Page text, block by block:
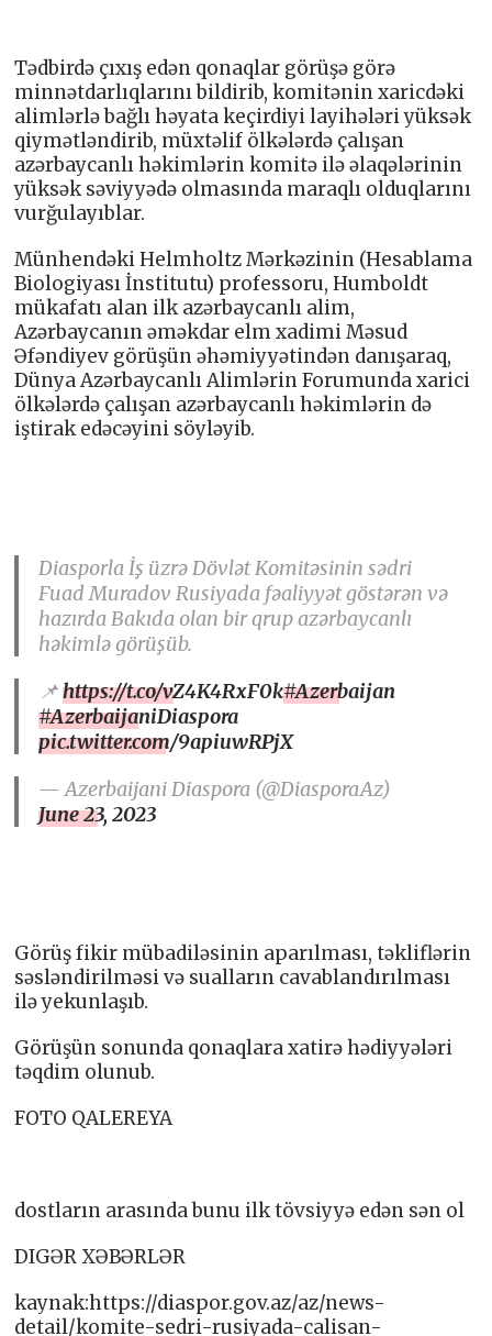
Tədbirdə çıxış edən qonaqlar görüşə görə
minnətdarlıqlarını bildirib, komitənin xaricdəki
alimlərlə bağlı həyata keçirdiyi layihələri yüksək
qiymətləndirib, müxtəlif ölkələrdə çalışan
azərbaycanlı həkimlərin komitə ilə əlaqələrinin
yüksək səviyyədə olmasında maraqlı olduqlarını
vurğulayıblar.
Münhendəki Helmholtz Mərkəzinin (Hesablama
Biologiyası İnstitutu) professoru, Humboldt
mükafatı alan ilk azərbaycanlı alim,
Azərbaycanın əməkdar elm xadimi Məsud
Əfəndiyev görüşün əhəmiyyətindən danışaraq,
Dünya Azərbaycanlı Alimlərin Forumunda xarici
ölkələrdə çalışan azərbaycanlı həkimlərin də
iştirak edəcəyini söyləyib.
Diasporla İş üzrə Dövlət Komitəsinin sədri
Fuad Muradov Rusiyada fəaliyyət göstərən və
hazırda Bakıda olan bir qrup azərbaycanlı
həkimlə görüşüb.
📌https://t.co/vZ4K4RxF0k#Azerbaijan
#AzerbaijaniDiaspora
pic.twitter.com/9apiuwRPjX
— Azerbaijani Diaspora (@DiasporaAz)
June 23, 2023
Görüş fikir mübadiləsinin aparılması, təkliflərin
səsləndirilməsi və sualların cavablandırılması
ilə yekunlaşıb.
Görüşün sonunda qonaqlara xatirə hədiyyələri
təqdim olunub.
FOTO QALEREYA
dostların arasında bunu ilk tövsiyyə edən sən ol
DIGƏR XƏBƏRLƏR
kaynak:https://diaspor.gov.az/az/news-
detail/komite-sedri-rusiyada-calisan-